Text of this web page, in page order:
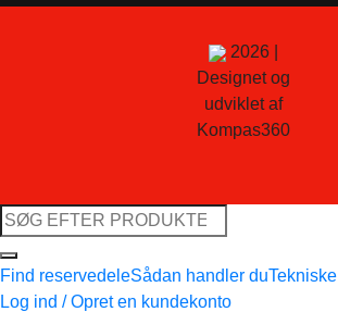
2026 |
Designet og
udviklet af
Kompas360
Søg
efter:
Find reservedeleSådan handler du
Log ind / Opret en kundekonto